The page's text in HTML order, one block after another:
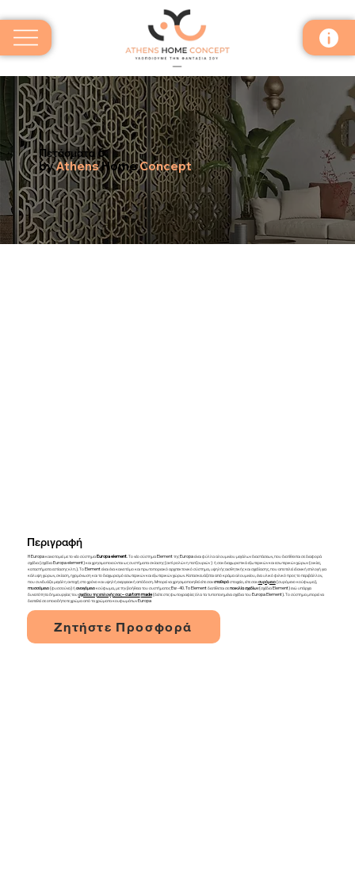
Πετάσματα 6
byAthensHomeConcept
Περιγραφή
H Europa καινοτομεί με το νέο σύστημαEuropa element. Το νέο σύστημα Element της Europa είναι φύλλα αλουμινίου μεγάλων διαστάσεων, που διατίθενται σε διαφορά
σχέδια (σχέδια Europa element) και χρησιμοποιούνται ως συστήματα σκίασης (αντί ρολών η πατζουριών ) ή σαν διαχωριστικά εξωτερικών και εσωτερικών χώρων (οικίες,
καταστήματα εστίασης κλπ.). Το Element είναι ένα καινοτόμο και πρωτοποριακό αρχιτεκτονικό σύστημα, υψηλής αισθητικής και σχεδίασης, που αποτελεί ιδανική επιλογή για
κάλυψη χώρων, σκίαση, ηχομόνωση και το διαχωρισμό εσωτερικών και εξωτερικών χώρων. Κατασκευάζεται από κράμα αλουμινίου, ένα υλικό φιλικό προς το περιβάλλον,
που συνδυάζει μεγάλη αντοχή στο χρόνο και υψηλή ενεργειακή απόδοση. Μπορεί να χρησιμοποιηθεί είτε σανσταθερόστοιχείο, είτε σανσυρόμενο(συρόμενο κούφωμα),
πτυσσόμενο(φυσσούνα) ήανοιγόμενοκούφωμα, με την βοήθεια του συστήματος Ew -40. To Element διατίθεται σεποικιλία σχεδίων(σχέδια Element) ενώ υπάρχει
δυνατότητα δημιουργίας τουσχεδίου της επιλογής σας – custom made(δείτε στις φωτογραφίες όλα τα τυποποιημένα σχέδια του Europa Element). Το σύστημα μπορεί να
διατεθεί σε οποιοδήποτε χρώμα από τα χρώματα κουφωμάτων Europa
Ζητήστε Προσφορά